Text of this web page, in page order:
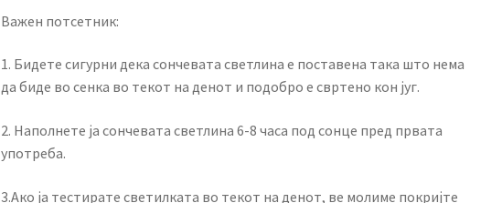
Важен потсетник:
1. Бидете сигурни дека сончевата светлина е поставена така што нема
да биде во сенка во текот на денот и подобро е свртено кон југ.
2. Наполнете ја сончевата светлина 6-8 часа под сонце пред првата
употреба.
3.Ако ја тестирате светилката во текот на денот, ве молиме покријте